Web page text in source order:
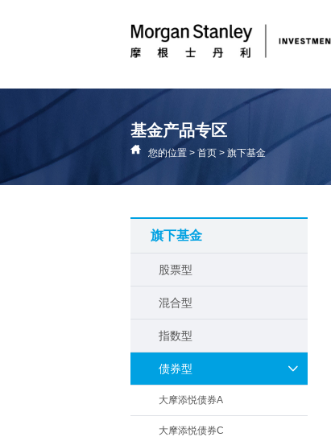
基金产品专区
您的位置 > 首页 > 旗下基金
旗下基金
股票型
混合型
指数型
债券型
大摩添悦债券A
大摩添悦债券C